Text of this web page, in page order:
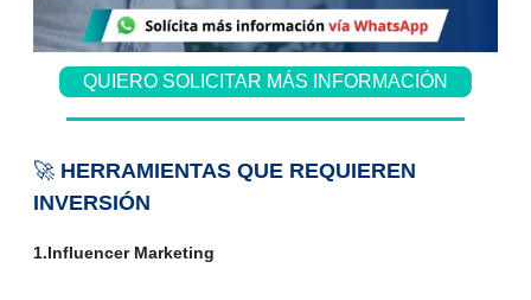
QUIERO SOLICITAR MÁS INFORMACIÓN
🚀 HERRAMIENTAS QUE REQUIEREN
INVERSIÓN
1.Influencer Marketing